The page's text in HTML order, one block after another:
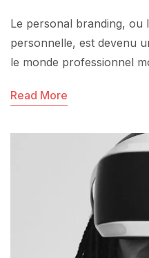
Le personal branding, ou
personnelle, est devenu
le monde professionnel
Read More